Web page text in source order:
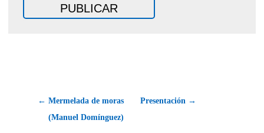
← Mermelada de moras
(Manuel Domínguez)
Presentación →